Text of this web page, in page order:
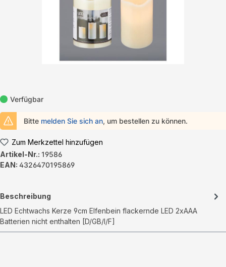
Verfügbar
Bitte melden Sie sich an, um bestellen zu können.
Zum Merkzettel hinzufügen
Artikel-Nr.: 19586
EAN: 4326470195869
Beschreibung
LED Echtwachs Kerze 9cm Elfenbein flackernde LED 2xAAA
Batterien nicht enthalten [D/GB/I/F]